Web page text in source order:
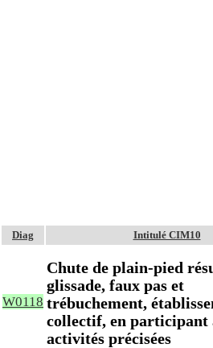
Diag Intitulé CIM10
W0118
Chute de plain-pied
glissade, faux pas et
trébuchement,
collectif, en participant
activités précisées